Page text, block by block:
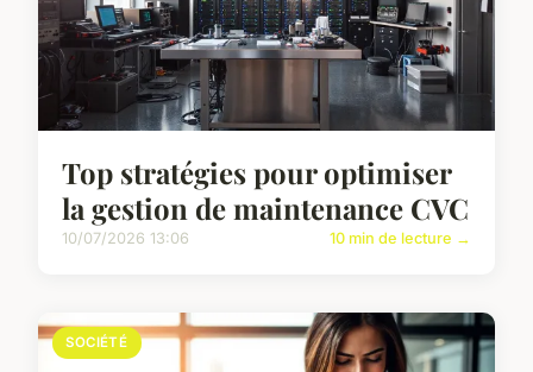
Top stratégies pour optimiser
la gestion de maintenance CVC
10/07/2026 13:06 10 min de lecture →
SOCIÉTÉ